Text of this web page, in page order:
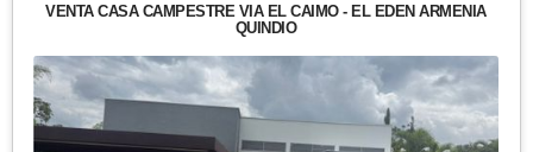
VENTA CASA CAMPESTRE VIA EL CAIMO - EL EDEN ARMENIA
QUINDIO